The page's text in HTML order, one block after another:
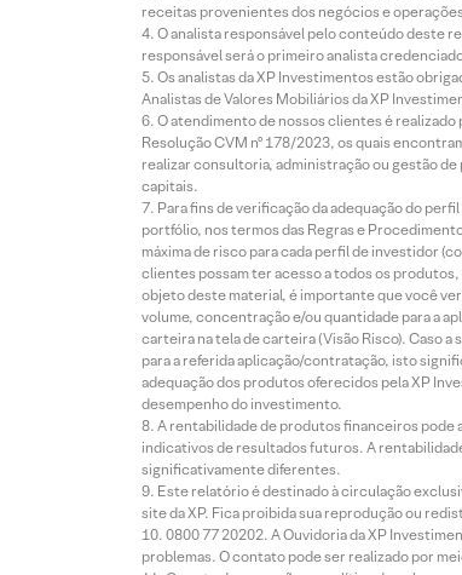
receitas provenientes dos negócios e
O analista responsável pelo conteúdo deste
responsável será o primeiro analista
Os analistas da XP Investimentos estão
Analistas de Valores Mobiliários da XP
O atendimento de nossos clientes é realizado
Resolução CVM nº 178/2023, os quais
realizar consultoria, administração ou gestão
capitais.
Para fins de verificação da adequação do
portfólio, nos termos das Regras e
máxima de risco para cada perfil de investidor
clientes possam ter acesso a todos os
objeto deste material, é importante que você
volume, concentração e/ou quantidade para a
carteira na tela de carteira (Visão Risco). Caso
para a referida aplicação/contratação, isto
adequação dos produtos oferecidos pela XP
desempenho do investimento.
A rentabilidade de produtos financeiros pode
indicativos de resultados futuros. A
significativamente diferentes.
Este relatório é destinado à circulação
site da XP. Fica proibida sua reprodução ou
0800 77 20202. A Ouvidoria da XP
problemas. O contato pode ser realizado por